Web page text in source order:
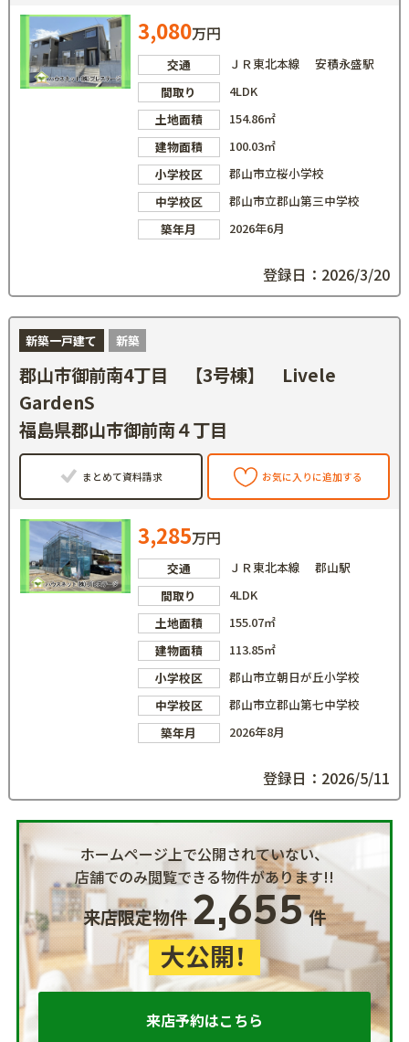
3,080万円
交通
ＪＲ東北本線 安積永盛駅
間取り
4LDK
土地面積
154.86㎡
建物面積
100.03㎡
小学校区
郡山市立桜小学校
中学校区
郡山市立郡山第三中学校
築年月
2026年6月
登録日：2026/3/20
新築一戸建て 新築
郡山市御前南4丁目 【3号棟】 Livele
GardenS
福島県郡山市御前南４丁目
まとめて資料請求 お気に入りに追加する
3,285万円
交通
ＪＲ東北本線 郡山駅
間取り
4LDK
土地面積
155.07㎡
建物面積
113.85㎡
小学校区
郡山市立朝日が丘小学校
中学校区
郡山市立郡山第七中学校
築年月
2026年8月
登録日：2026/5/11
ホームページ上で公開されていない、
店舗でのみ閲覧できる物件があります!!
来店限定物件2,655件
大公開！
来店予約はこちら